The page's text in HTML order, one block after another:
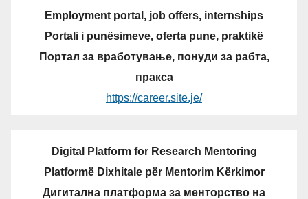
Employment portal, job offers, internships
Portali i punësimeve, oferta pune, praktikë
Портал за вработување, понуди за рабта,
пракса
https://career.site.je/
Digital Platform for Research Mentoring
Platformë Dixhitale për Mentorim Kërkimor
Дигитална платформа за менторство на